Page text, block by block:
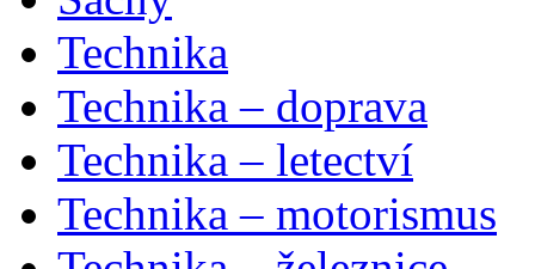
Technika
Technika – doprava
Technika – letectví
Technika – motorismus